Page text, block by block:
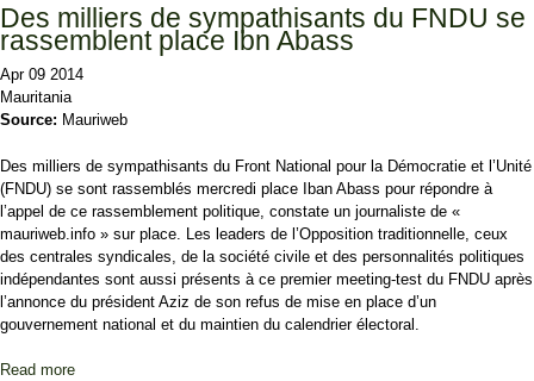
Des milliers de sympathisants du FNDU se
rassemblent place Ibn Abass
Apr 09 2014
Mauritania
Source: Mauriweb
Des milliers de sympathisants du Front National pour la Démocratie et l’Unité
(FNDU) se sont rassemblés mercredi place Iban Abass pour répondre à
l’appel de ce rassemblement politique, constate un journaliste de «
mauriweb.info » sur place. Les leaders de l’Opposition traditionnelle, ceux
des centrales syndicales, de la société civile et des personnalités politiques
indépendantes sont aussi présents à ce premier meeting-test du FNDU après
l’annonce du président Aziz de son refus de mise en place d’un
gouvernement national et du maintien du calendrier électoral.
Read more